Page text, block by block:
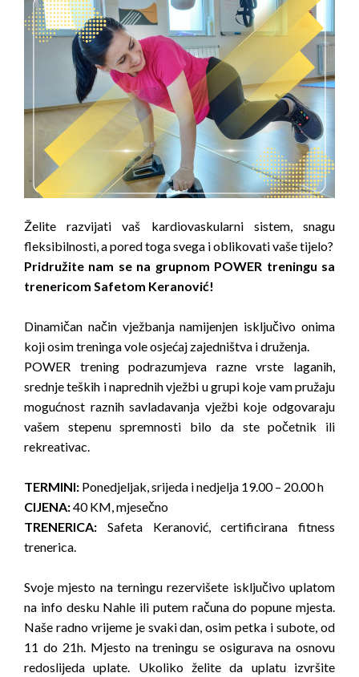
Želite razvijati vaš kardiovaskularni sistem, snagu
fleksibilnosti, a pored toga svega i oblikovati vaše tijelo?
Pridružite nam se na grupnom POWER treningu sa
trenericom Safetom Keranović!
Dinamičan način vježbanja namijenjen isključivo onima
koji osim treninga vole osjećaj zajedništva i druženja.
POWER trening podrazumjeva razne vrste laganih,
srednje teških i naprednih vježbi u grupi koje vam pružaju
mogućnost raznih savladavanja vježbi koje odgovaraju
vašem stepenu spremnosti bilo da ste početnik ili
rekreativac.
TERMINI: Ponedjeljak, srijeda i nedjelja 19.00 – 20.00 h
CIJENA:40 KM, mjesečno
TRENERICA: Safeta Keranović, certificirana fitness
trenerica.
Svoje mjesto na terningu rezervišete isključivo uplatom
na info desku Nahle ili putem računa do popune mjesta.
Naše radno vrijeme je svaki dan, osim petka i subote, od
11 do 21h. Mjesto na treningu se osigurava na osnovu
redoslijeda uplate. Ukoliko želite da uplatu izvršite